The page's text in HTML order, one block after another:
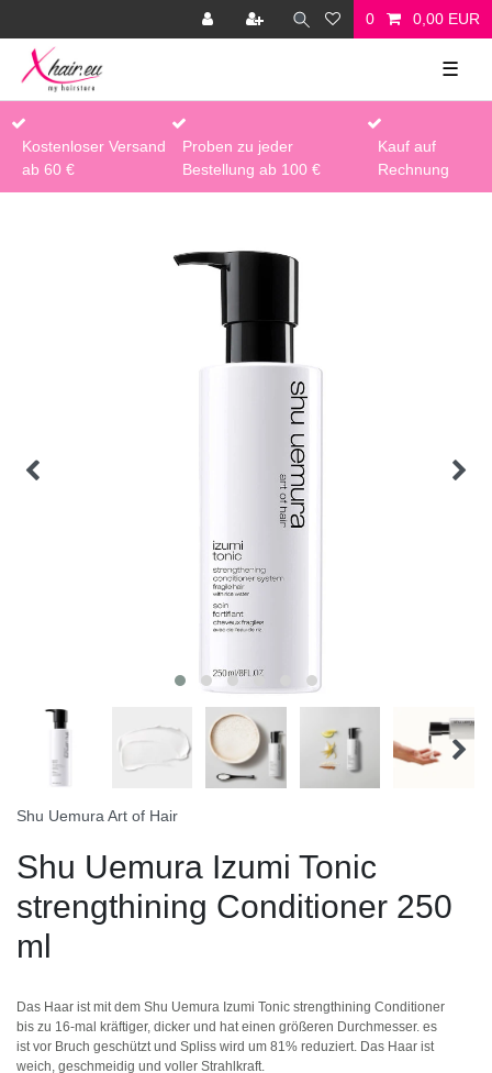
0 0,00 EUR
☰
Kostenloser Versand
ab 60 €
Proben zu jeder
Bestellung ab 100 €
Kauf auf
Rechnung
Shu Uemura Art of Hair
Shu Uemura Izumi Tonic
strengthining Conditioner 250
ml
Das Haar ist mit dem Shu Uemura Izumi Tonic strengthining Conditioner
bis zu 16-mal kräftiger, dicker und hat einen größeren Durchmesser. es
ist vor Bruch geschützt und Spliss wird um 81% reduziert. Das Haar ist
weich, geschmeidig und voller Strahlkraft.